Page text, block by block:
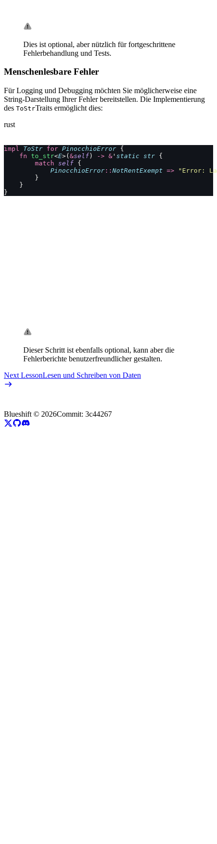
Dies ist optional, aber nützlich für fortgeschrittene
Fehlerbehandlung und Tests.
Menschenlesbare Fehler
Für Logging und Debugging möchten Sie möglicherweise eine
String-Darstellung Ihrer Fehler bereitstellen. Die Implementierung
des ToStrTraits ermöglicht dies:
rust
impl ToStr for PinocchioError {
    fn
to_str<E>( &self ) -> & ' static str {
        match
self {
            PinocchioError
:: NotRentExempt => "Error:
        }
    }
}
Dieser Schritt ist ebenfalls optional, kann aber die
Fehlerberichte benutzerfreundlicher gestalten.
Next LessonLesen und Schreiben von Daten
Blueshift © 2026Commit: 3c44267